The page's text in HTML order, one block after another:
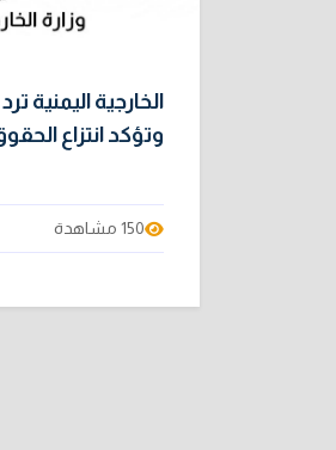
الخارجية اليمنية
وتؤكد انتزاع
150 مشاهدة